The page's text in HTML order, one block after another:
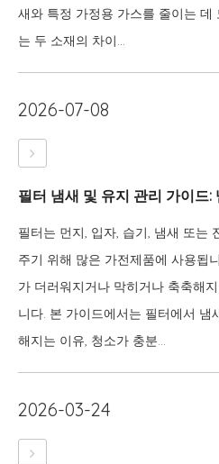
새와 특정 가정용 가스를 줄이는 데
는 두 소재의 차이...
2026-07-08
필터 냄새 및 유지 관리 가이드:
필터는 먼지, 입자, 습기, 냄새 또는
주기 위해 많은 가전제품에 사용됩
가 더러워지거나 막히거나 축축해
니다. 본 가이드에서는 필터에서 냄
해지는 이유, 청소가 충분...
2026-03-24